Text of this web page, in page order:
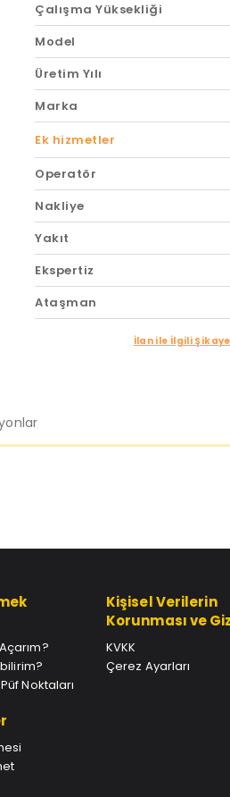
Çalışma Yüksekliği
Model
Üretim Yılı
Marka
Ek hizmetler
Operatör
Nakliye
Yakıt
Ekspertiz
Ataşman
İlan ile İlgili
Noktaları
Kişisel Verilerin
Korunması ve
KVKK
Çerez Ayarları